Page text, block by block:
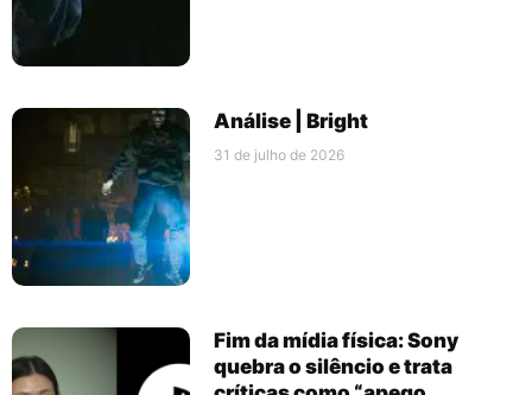
Análise | Bright
31 de julho de 2026
Fim da mídia física: Sony
quebra o silêncio e trata